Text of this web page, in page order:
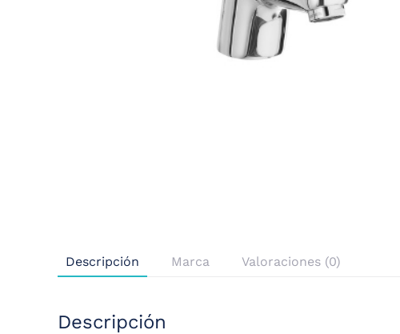
Descripción Marca Valoraciones (0)
Descripción